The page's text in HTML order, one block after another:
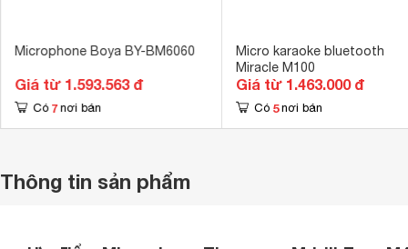
Microphone Boya BY-BM6060
Giá từ 1.593.563 đ
Có 7 nơi bán
Micro karaoke bluetooth
Miracle M100
Giá từ 1.463.000 đ
Có 5 nơi bán
Thông tin sản phẩm